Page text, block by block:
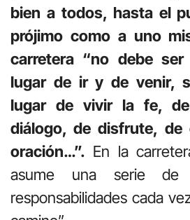
bien a todos, hasta el
prójimo como a uno
carretera “no debe
lugar de ir y de venir,
lugar de vivir la fe,
diálogo, de disfrute, de
oración…”. En la
asume una serie de
responsabilidades cada